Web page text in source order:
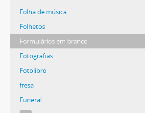
Folha de música
Folhetos
Formulários em branco
Fotografias
Fotolibro
fresa
Funeral